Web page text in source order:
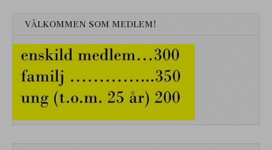
VÄLKOMMEN SOM MEDLEM!